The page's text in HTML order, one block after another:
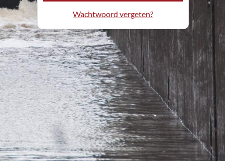
Wachtwoord vergeten?